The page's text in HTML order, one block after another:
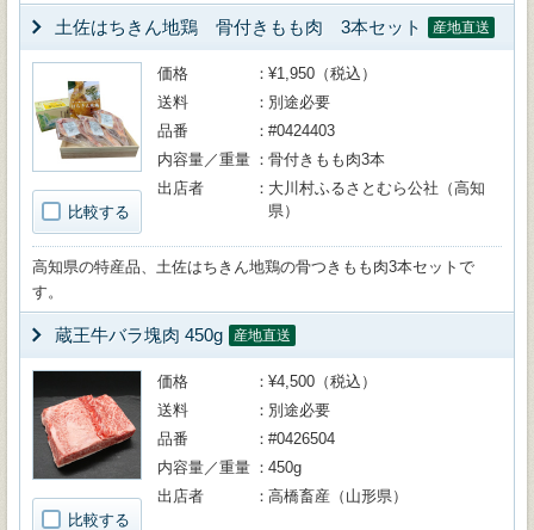
土佐はちきん地鶏 骨付きもも肉 3本セット 産地直送
比較する
価格
¥1,950（税込）
送料
別途必要
品番
#0424403
内容量／重量
骨付きもも肉3本
出店者
大川村ふるさとむら公社（高知
県）
高知県の特産品、土佐はちきん地鶏の骨つきもも肉3本セットで
す。
蔵王牛バラ塊肉 450g 産地直送
比較する
価格
¥4,500（税込）
送料
別途必要
品番
#0426504
内容量／重量
450g
出店者
高橋畜産（山形県）